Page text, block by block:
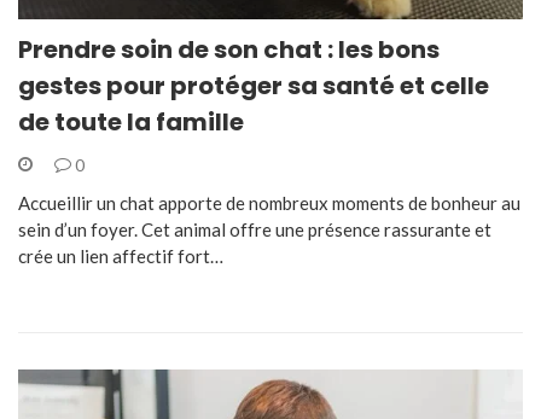
Prendre soin de son chat : les bons
gestes pour protéger sa santé et celle
de toute la famille
0
Accueillir un chat apporte de nombreux moments de bonheur au
sein d’un foyer. Cet animal offre une présence rassurante et
crée un lien affectif fort…